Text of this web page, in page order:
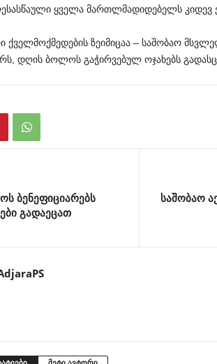
ყველა მართლმადიდებელს
ზეიმიცაა – საშობაო
დღის ბოლოს გაჭირვებულ ოჯახებს
ბენეფიციარებს
გადაეცათ
საშობაო